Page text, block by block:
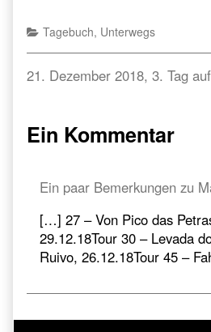
Categories
Tagebuch, Unterwegs
Beitragsnavigation
Previous
21. Dezember 2018, 3. Tag
Ein Kommentar
Ein paar Bemerkungen zu
[…] 27 – Von Pico das
29.12.18Tour 30 – Levada
Ruivo, 26.12.18Tour 45 –